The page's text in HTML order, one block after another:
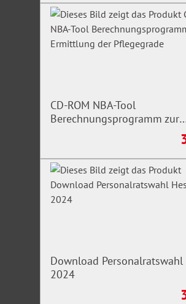
CD-ROM NBA-Tool
Berechnungsprogramm zur
Download Personalratswahl
2024